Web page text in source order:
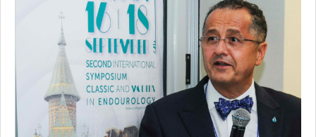
GRĂDINA TAICII DOMNULUI
ZIARISTU’ DE TERASĂ
CU OIŞTEA-N KIERKEGAARD
FINANŢĂRI DE LA A LA Z
CRONICĂ DE FILM
UNDE MERGEM
FILME DOCUMENTARE
CLIPURI VIDEO
ACCIDENTE
ANUNŢURI
INFO SI UTILE
CULTURA